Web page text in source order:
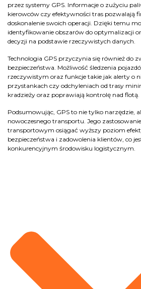
przez systemy GPS. Informacje o zużyciu
kierowców czy efektywności tras pozwalają
doskonalenie swoich operacji. Dzięki temu
identyfikowanie obszarów do optymalizacji
decyzji na podstawie rzeczywistych danych.
Technologia GPS przyczynia się również do
bezpieczeństwa. Możliwość śledzenia
rzeczywistym oraz funkcje takie jak alerty o
przystankach czy odchyleniach od trasy
kradzieży oraz poprawiają kontrolę nad flotą.
Podsumowując, GPS to nie tylko narzędzie,
nowoczesnego transportu. Jego
transportowym osiągać wyższy poziom
bezpieczeństwa i zadowolenia klientów, co
konkurencyjnym środowisku logistycznym.